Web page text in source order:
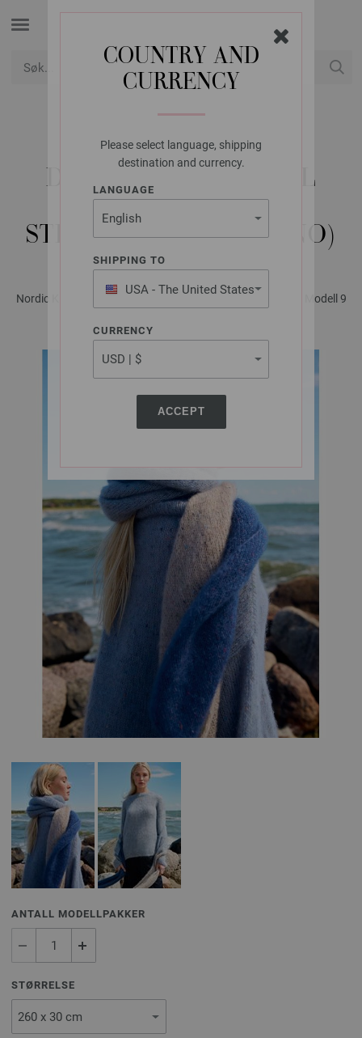
COUNTRY AND
CURRENCY
Please select language, shipping
destination and currency.
LANGUAGE
SHIPPING TO
USA - The United States
of America
CURRENCY
ACCEPT
LANA GROSSA
DIAGONALT NATURAL
SUPERKID TWEED -
STRIKKEOPPSKRIFT (NO)
Nordic Knits No. 3 - Magasin (DE) + Instruksjonsdel (NO) | Modell 9
ANTALL MODELLPAKKER
STØRRELSE